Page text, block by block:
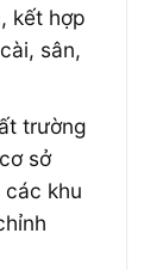
kết hợp
sân,
trường
sở
khu